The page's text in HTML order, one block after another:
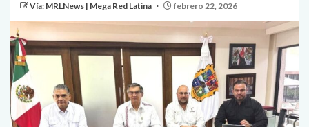
Vía: MRLNews | Mega Red Latina febrero 22, 2026